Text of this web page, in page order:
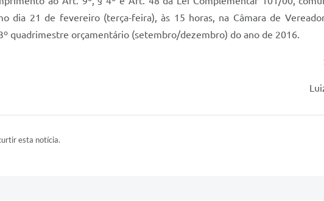
dia 21 de fevereiro (terça-feira), às 15 horas, na Câmara de
quadrimestre orçamentário (setembro/dezembro) do ano de 2016.
esta notícia.